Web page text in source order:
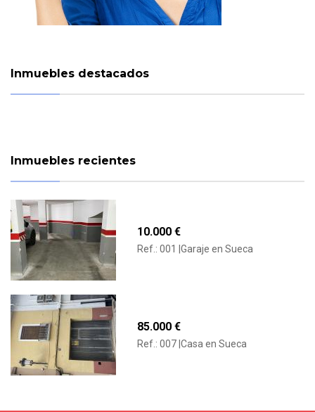
Inmuebles destacados
Inmuebles recientes
10.000 €
Ref.: 001 |Garaje en Sueca
85.000 €
Ref.: 007 |Casa en Sueca